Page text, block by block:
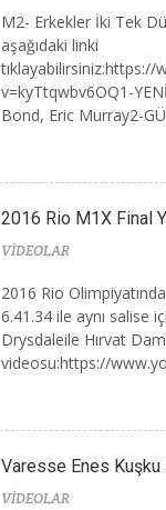
M2- Erkekler İki Tek
aşağıdaki linki
v=kyTtqwbv6OQ1-
Bond, Eric Murray2-
2016 Rio M1X Final
VİDEOLAR
2016 Rio
6.41.34 ile aynı salise
Drysdaleile Hırvat
videosu:https://
Varesse Enes
VİDEOLAR